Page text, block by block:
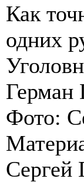
Как
одних
Герман
Фото:
Сергей